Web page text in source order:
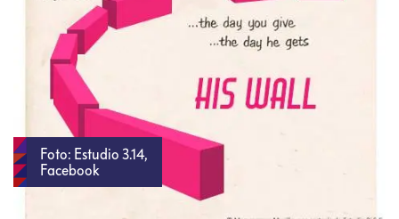
Foto: Estudio 3.14,
Facebook